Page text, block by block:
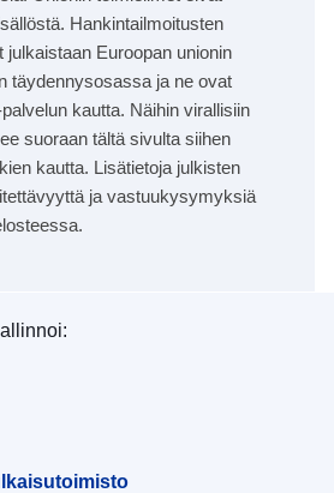
Hankintailmoitusten
julkaistaan Euroopan unionin
täydennysosassa ja ne ovat
kautta. Näihin virallisiin
suoraan tältä sivulta siihen
kautta. Lisätietoja julkisten
ja vastuukysymyksiä